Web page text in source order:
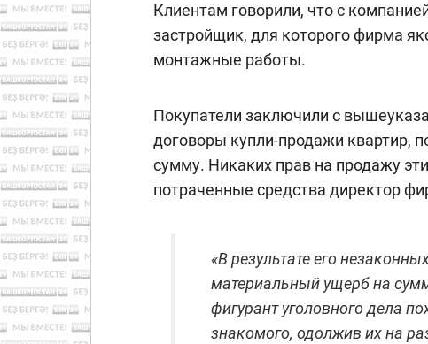
Клиентам говорили, что с
застройщик, для которого фирма
монтажные работы.
Покупатели заключили с
договоры купли-продажи квартир,
сумму. Никаких прав на продажу
потраченные средства директор
«В результате его
материальный ущерб на
фигурант уголовного дела
знакомого, одолжив их на